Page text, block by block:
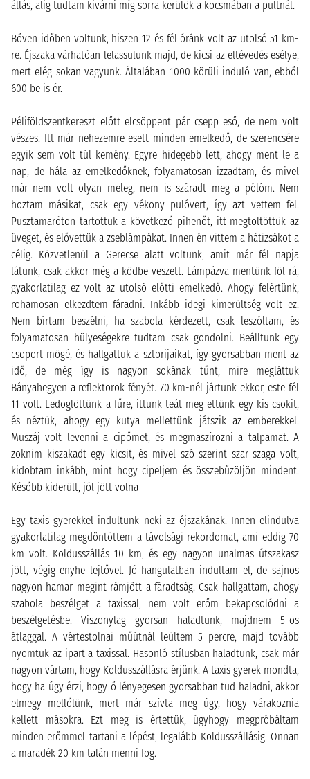
állás, alig tudtam kivárni míg sorra kerülök a kocsmában a pultnál.
Bőven időben voltunk, hiszen 12 és fél óránk volt az utolsó 51 km-
re. Éjszaka várhatóan lelassulunk majd, de kicsi az eltévedés esélye,
mert elég sokan vagyunk. Általában 1000 körüli induló van, ebből
600 be is ér.
Péliföldszentkereszt előtt elcsöppent pár csepp eső, de nem volt
vészes. Itt már nehezemre esett minden emelkedő, de szerencsére
egyik sem volt túl kemény. Egyre hidegebb lett, ahogy ment le a
nap, de hála az emelkedőknek, folyamatosan izzadtam, és mivel
már nem volt olyan meleg, nem is száradt meg a pólóm. Nem
hoztam másikat, csak egy vékony pulóvert, így azt vettem fel.
Pusztamaróton tartottuk a következő pihenőt, itt megtöltöttük az
üveget, és elővettük a zseblámpákat. Innen én vittem a hátizsákot a
célig. Közvetlenül a Gerecse alatt voltunk, amit már fél napja
látunk, csak akkor még a ködbe veszett. Lámpázva mentünk föl rá,
gyakorlatilag ez volt az utolsó előtti emelkedő. Ahogy felértünk,
rohamosan elkezdtem fáradni. Inkább idegi kimerültség volt ez.
Nem bírtam beszélni, ha szabola kérdezett, csak leszóltam, és
folyamatosan hülyeségekre tudtam csak gondolni. Beálltunk egy
csoport mögé, és hallgattuk a sztorijaikat, így gyorsabban ment az
idő, de még így is nagyon sokának tűnt, mire megláttuk
Bányahegyen a reflektorok fényét. 70 km-nél jártunk ekkor, este fél
11 volt. Ledöglöttünk a fűre, ittunk teát meg ettünk egy kis csokit,
és néztük, ahogy egy kutya mellettünk játszik az emberekkel.
Muszáj volt levenni a cipőmet, és megmaszírozni a talpamat. A
zoknim kiszakadt egy kicsit, és mivel szó szerint szar szaga volt,
kidobtam inkább, mint hogy cipeljem és összebűzöljön mindent.
Később kiderült, jól jött volna
Egy taxis gyerekkel indultunk neki az éjszakának. Innen elindulva
gyakorlatilag megdöntöttem a távolsági rekordomat, ami eddig 70
km volt. Koldusszállás 10 km, és egy nagyon unalmas útszakasz
jött, végig enyhe lejtővel. Jó hangulatban indultam el, de sajnos
nagyon hamar megint rámjött a fáradtság. Csak hallgattam, ahogy
szabola beszélget a taxissal, nem volt erőm bekapcsolódni a
beszélgetésbe. Viszonylag gyorsan haladtunk, majdnem 5-ös
átlaggal. A vértestolnai műútnál leültem 5 percre, majd tovább
nyomtuk az ipart a taxissal. Hasonló stílusban haladtunk, csak már
nagyon vártam, hogy Koldusszállásra érjünk. A taxis gyerek mondta,
hogy ha úgy érzi, hogy ő lényegesen gyorsabban tud haladni, akkor
elmegy mellőlünk, mert már szívta meg úgy, hogy várakoznia
kellett másokra. Ezt meg is értettük, úgyhogy megpróbáltam
minden erőmmel tartani a lépést, legalább Koldusszállásig. Onnan
a maradék 20 km talán menni fog.